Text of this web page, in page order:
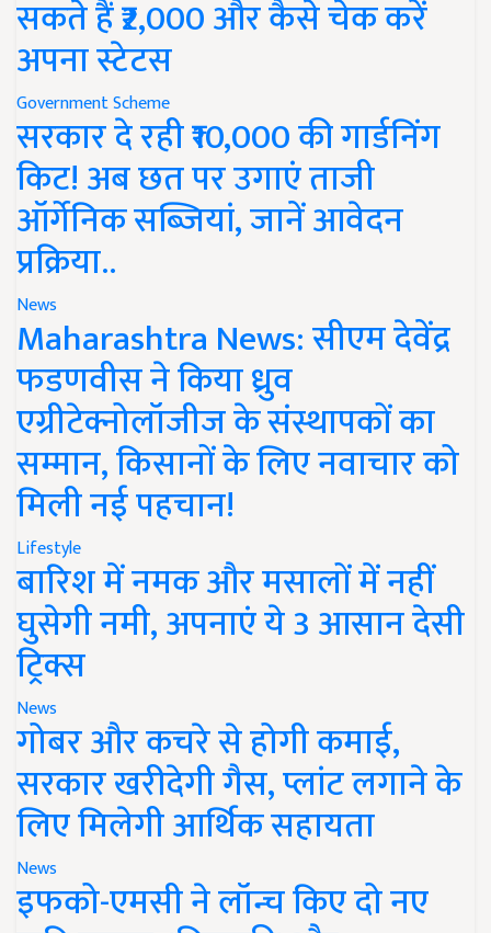
सकते हैं ₹2,000 और कैसे चेक करें
अपना स्टेटस
Government Scheme
सरकार दे रही ₹10,000 की गार्डनिंग
किट! अब छत पर उगाएं ताजी
ऑर्गेनिक सब्जियां, जानें आवेदन
प्रक्रिया..
News
Maharashtra News: सीएम देवेंद्र
फडणवीस ने किया ध्रुव
एग्रीटेक्नोलॉजीज के संस्थापकों का
सम्मान, किसानों के लिए नवाचार को
मिली नई पहचान!
Lifestyle
बारिश में नमक और मसालों में नहीं
घुसेगी नमी, अपनाएं ये 3 आसान देसी
ट्रिक्स
News
गोबर और कचरे से होगी कमाई,
सरकार खरीदेगी गैस, प्लांट लगाने के
लिए मिलेगी आर्थिक सहायता
News
इफको-एमसी ने लॉन्च किए दो नए